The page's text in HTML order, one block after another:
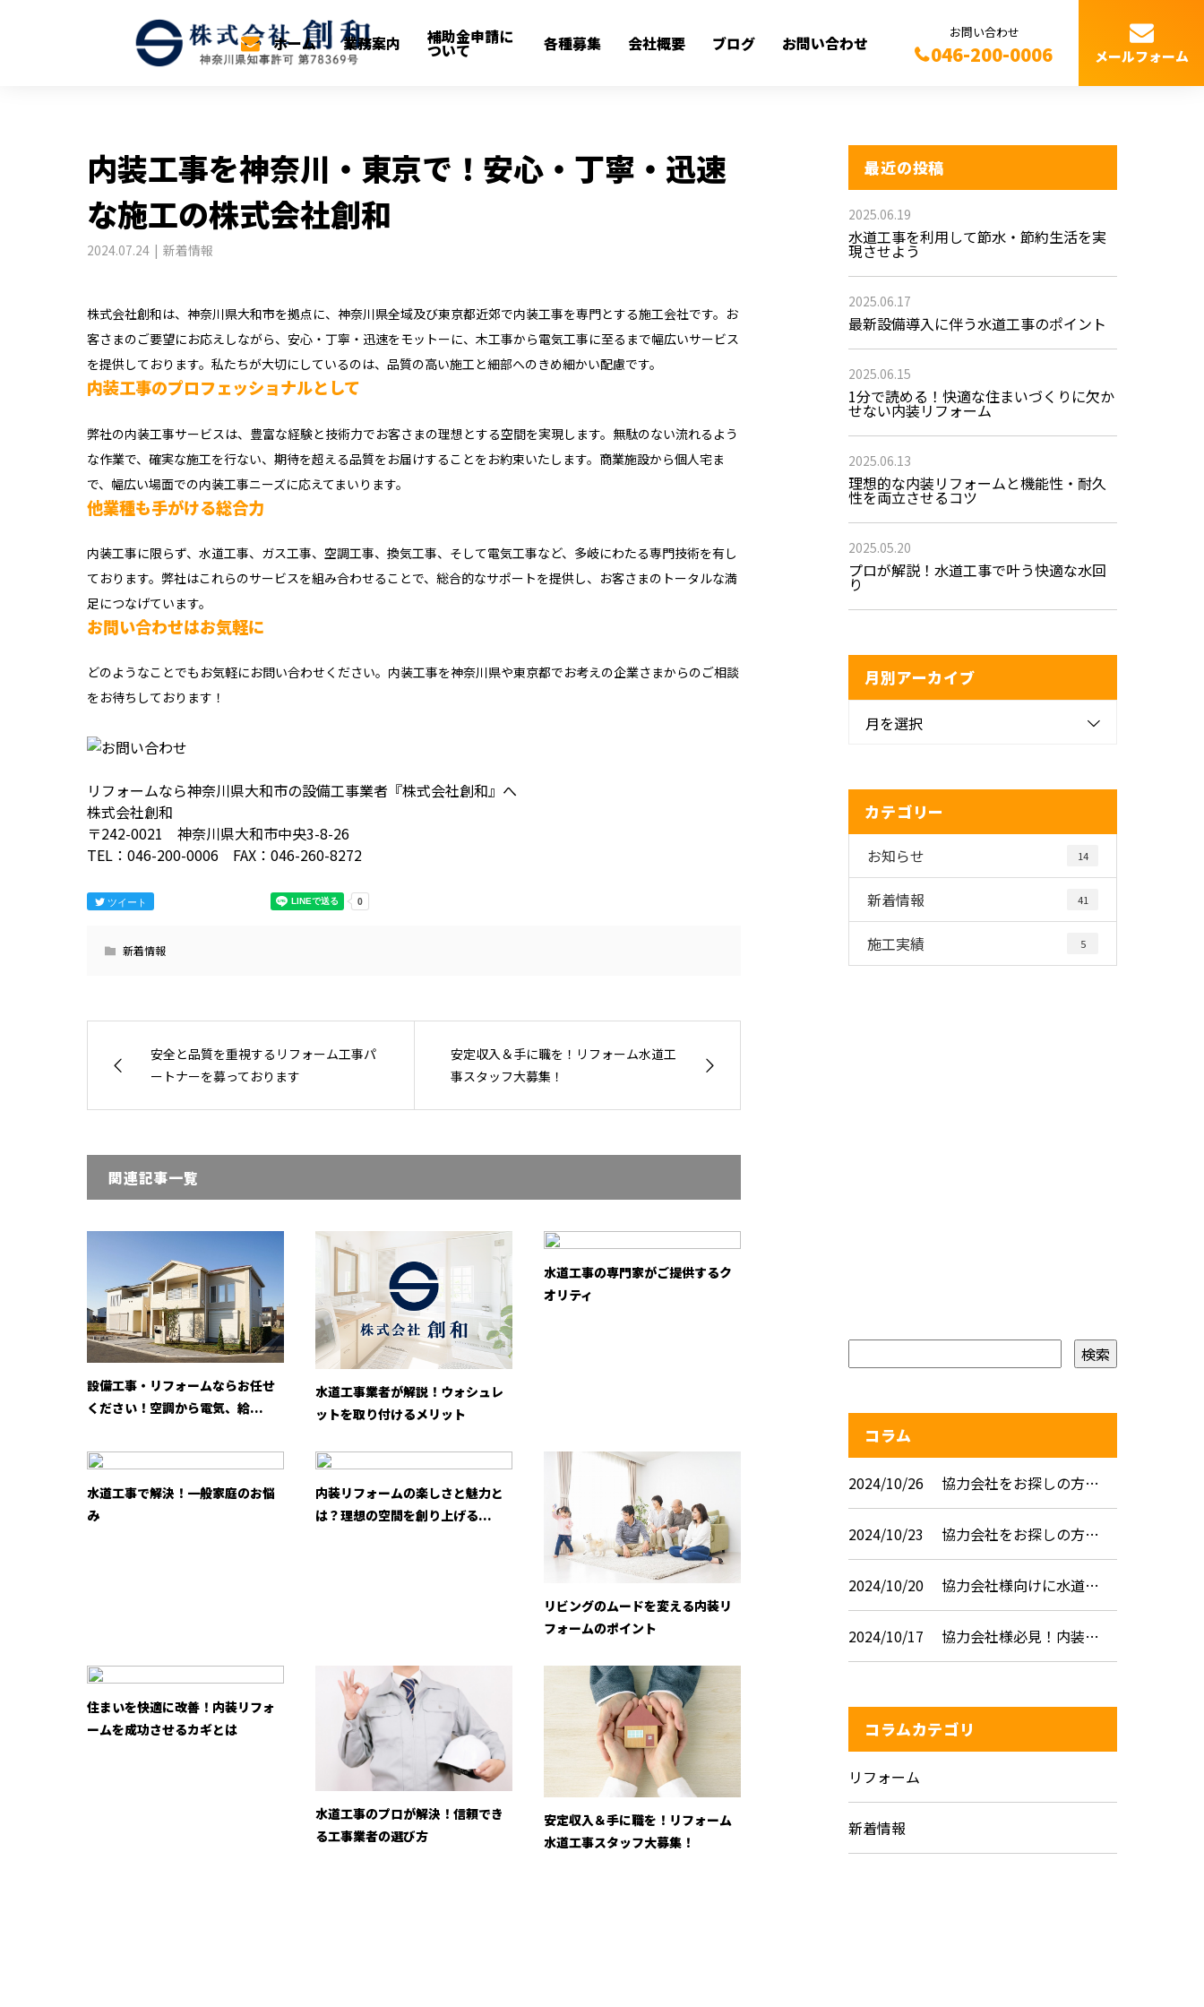
ホーム 業務案内 補助金申請に
ついて 各種募集 会社概要 ブログ お問い合わせ
お問い合わせ
046-200-0006 メールフォーム
BLOG
ブログ 新着情報 内装工事を神奈川・東京で！安心・丁寧・迅速な施工の株式会社創和
内装工事を神奈川・東京で！安心・丁寧・迅速
な施工の株式会社創和
2024.07.24 新着情報
株式会社創和は、神奈川県大和市を拠点に、神奈川県全域及び東京都近郊で内装工事を専門とする施工会社です。お
客さまのご要望にお応えしながら、安心・丁寧・迅速をモットーに、木工事から電気工事に至るまで幅広いサービス
を提供しております。私たちが大切にしているのは、品質の高い施工と細部へのきめ細かい配慮です。
内装工事のプロフェッショナルとして
弊社の内装工事サービスは、豊富な経験と技術力でお客さまの理想とする空間を実現します。無駄のない流れるよう
な作業で、確実な施工を行ない、期待を超える品質をお届けすることをお約束いたします。商業施設から個人宅ま
で、幅広い場面での内装工事ニーズに応えてまいります。
他業種も手がける総合力
内装工事に限らず、水道工事、ガス工事、空調工事、換気工事、そして電気工事など、多岐にわたる専門技術を有し
ております。弊社はこれらのサービスを組み合わせることで、総合的なサポートを提供し、お客さまのトータルな満
足につなげています。
お問い合わせはお気軽に
どのようなことでもお気軽にお問い合わせください。内装工事を神奈川県や東京都でお考えの企業さまからのご相談
をお待ちしております！
リフォームなら神奈川県大和市の設備工事業者『株式会社創和』へ
株式会社創和
〒242-0021 神奈川県大和市中央3-8-26
TEL：046-200-0006 FAX：046-260-8272
ツイート
新着情報
安全と品質を重視するリフォーム工事パ
ートナーを募っております
安定収入＆手に職を！リフォーム水道工
事スタッフ大募集！
関連記事一覧
設備工事・リフォームならお任せ
ください！空調から電気、給...
水道工事業者が解説！ウォシュレ
ットを取り付けるメリット
水道工事の専門家がご提供するク
オリティ
水道工事で解決！一般家庭のお悩
み
内装リフォームの楽しさと魅力と
は？理想の空間を創り上げる...
リビングのムードを変える内装リ
フォームのポイント
住まいを快適に改善！内装リフォ
ームを成功させるカギとは
水道工事のプロが解決！信頼でき
る工事業者の選び方
安定収入＆手に職を！リフォーム
水道工事スタッフ大募集！
最近の投稿
2025.06.19
水道工事を利用して節水・節約生活を実
現させよう
2025.06.17
最新設備導入に伴う水道工事のポイント
2025.06.15
1分で読める！快適な住まいづくりに欠か
せない内装リフォーム
2025.06.13
理想的な内装リフォームと機能性・耐久
性を両立させるコツ
2025.05.20
プロが解説！水道工事で叶う快適な水回
り
月別アーカイブ
月を選択
カテゴリー
お知らせ 14
新着情報 41
施工実績 5
コラム
2024/10/26 協力会社をお探しの方…
2024/10/23 協力会社をお探しの方…
2024/10/20 協力会社様向けに水道…
2024/10/17 協力会社様必見！内装…
コラムカテゴリ
リフォーム
新着情報